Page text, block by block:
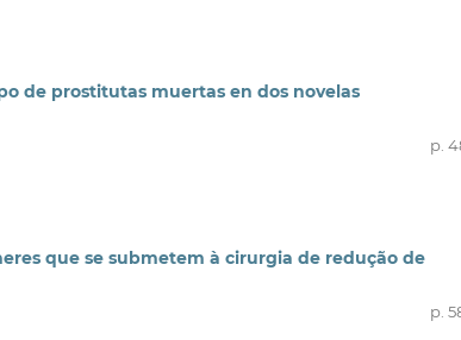
de prostitutas muertas en dos novelas
p.
que se submetem à cirurgia de redução de
p.